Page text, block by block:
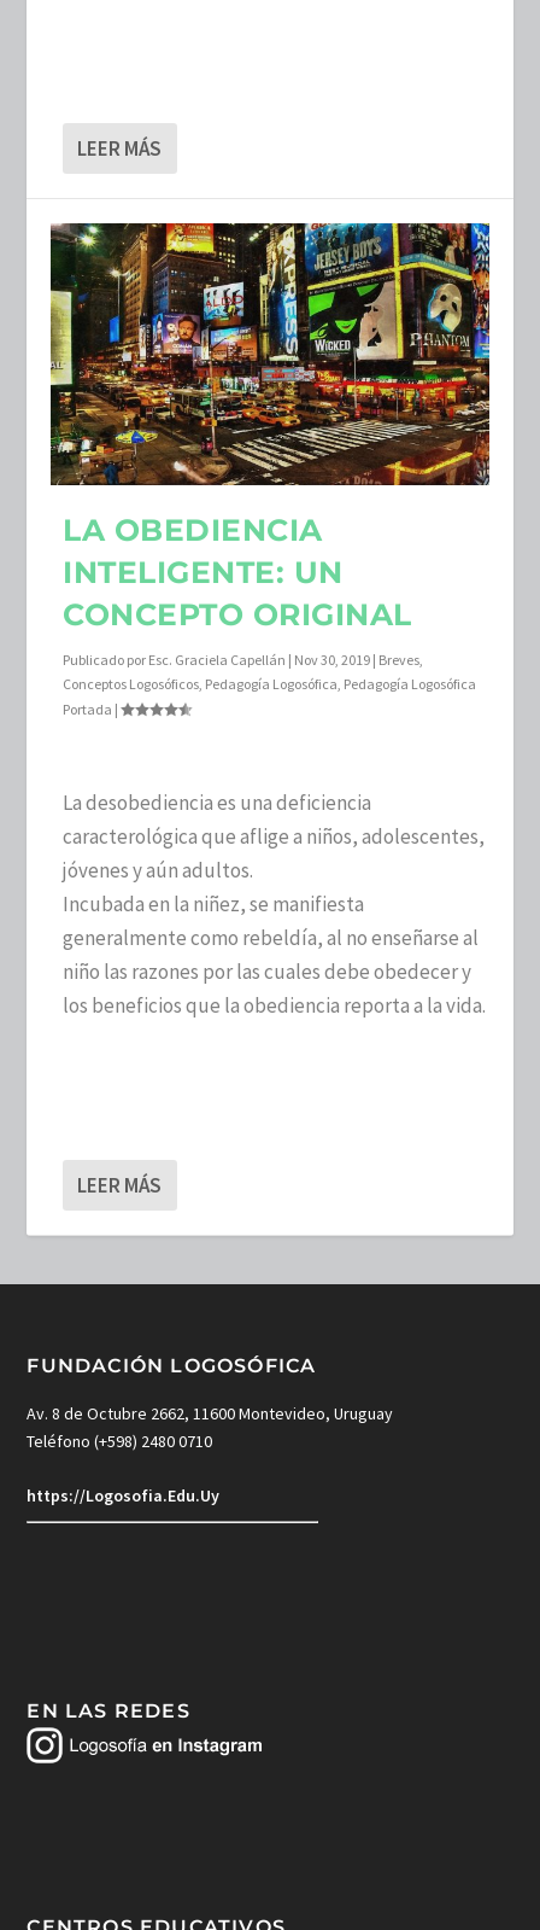
LEER MÁS
LA OBEDIENCIA
INTELIGENTE: UN
CONCEPTO ORIGINAL
Publicado por Esc. Graciela Capellán | Nov 30, 2019 | Breves,
Conceptos Logosóficos, Pedagogía Logosófica, Pedagogía Logosófica
Portada |
La desobediencia es una deficiencia
caracterológica que aflige a niños, adolescentes,
jóvenes y aún adultos.
Incubada en la niñez, se manifiesta
generalmente como rebeldía, al no enseñarse al
niño las razones por las cuales debe obedecer y
los beneficios que la obediencia reporta a la vida.
LEER MÁS
FUNDACIÓN LOGOSÓFICA
Av. 8 de Octubre 2662, 11600 Montevideo, Uruguay
Teléfono (+598) 2480 0710
https://Logosofia.Edu.Uy
EN LAS REDES